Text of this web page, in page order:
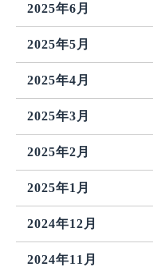
2025年6月
2025年5月
2025年4月
2025年3月
2025年2月
2025年1月
2024年12月
2024年11月